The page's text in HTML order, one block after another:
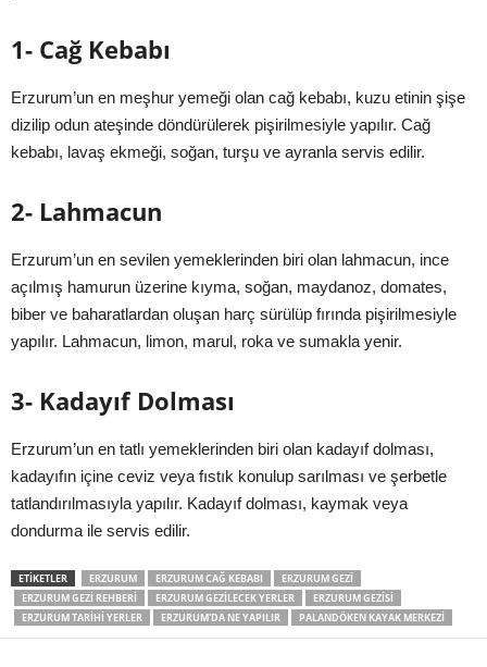
1- Cağ Kebabı
Erzurum’un en meşhur yemeği olan cağ kebabı, kuzu etinin şişe
dizilip odun ateşinde döndürülerek pişirilmesiyle yapılır. Cağ
kebabı, lavaş ekmeği, soğan, turşu ve ayranla servis edilir.
2- Lahmacun
Erzurum’un en sevilen yemeklerinden biri olan lahmacun, ince
açılmış hamurun üzerine kıyma, soğan, maydanoz, domates,
biber ve baharatlardan oluşan harç sürülüp fırında pişirilmesiyle
yapılır. Lahmacun, limon, marul, roka ve sumakla yenir.
3- Kadayıf Dolması
Erzurum’un en tatlı yemeklerinden biri olan kadayıf dolması,
kadayıfın içine ceviz veya fıstık konulup sarılması ve şerbetle
tatlandırılmasıyla yapılır. Kadayıf dolması, kaymak veya
dondurma ile servis edilir.
ETIKETLER ERZURUM ERZURUM CAĞ KEBABI
ERZURUM GEZI
ERZURUM GEZI REHBERI
ERZURUM GEZILECEK YERLER
ERZURUM GEZISI
ERZURUM TARIHI YERLER
ERZURUM'DA NE YAPILIR PALANDÖKEN KAYAK MERKEZI